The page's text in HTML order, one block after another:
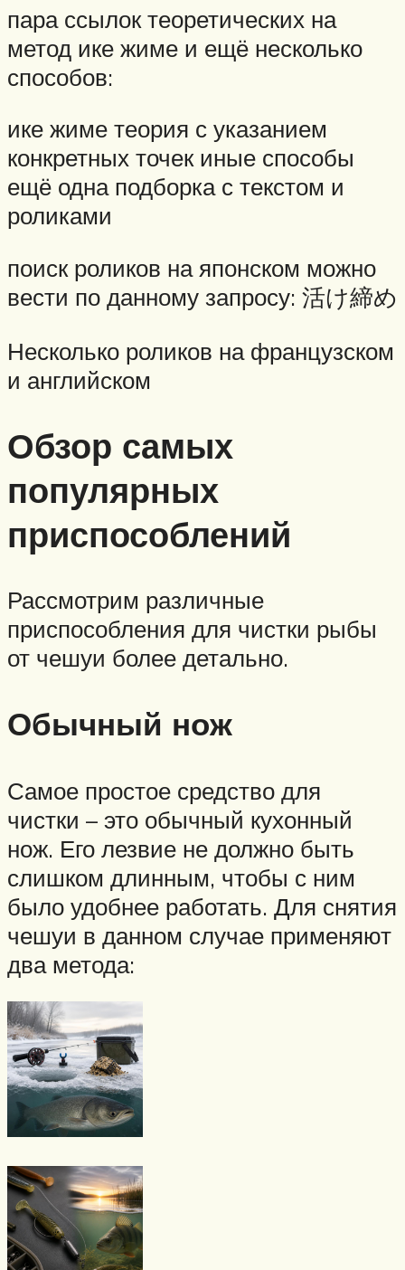
пара ссылок теоретических на
метод ике жиме и ещё несколько
способов:
ике жиме теория с указанием
конкретных точек иные способы
ещё одна подборка с текстом и
роликами
поиск роликов на японском можно
вести по данному запросу: 活け締め
Несколько роликов на французском
и английском
Обзор самых
популярных
приспособлений
Рассмотрим различные
приспособления для чистки рыбы
от чешуи более детально.
Обычный нож
Самое простое средство для
чистки – это обычный кухонный
нож. Его лезвие не должно быть
слишком длинным, чтобы с ним
было удобнее работать. Для снятия
чешуи в данном случае применяют
два метода: